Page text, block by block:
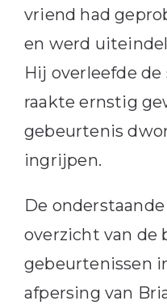
vriend had
en werd
Hij overleefde
raakte ernstig
gebeurtenis
ingrijpen.
De
overzicht van de
gebeurtenissen
afpersing van